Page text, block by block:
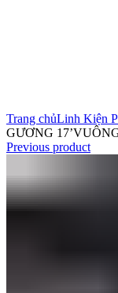
Trang chủLinh Kiện
GƯƠNG
Previous product